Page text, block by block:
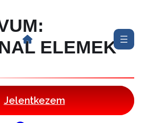
Jelentkezem
ELEMEK